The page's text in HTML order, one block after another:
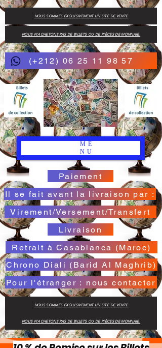
(+212) 06 25 11 98 57
ME
NU
Paiement
Virement/Versement/Transfert
Livraison
Retrait à Casablanca (Maroc)
Il se fait avant la livraison par :
Chrono Diali (Barid Al Maghrib)
NOUS N'ACHETONS PAS DE BILLETS OU DE PIÈCES DE MONNAIE.
NOUS SOMMES EXCLUSIVEMENT UN SITE DE VENTE
Pour l'étranger : nous contacter
NOUS SOMMES EXCLUSIVEMENT UN SITE DE VENTE
NOUS N'ACHETONS PAS DE BILLETS OU DE PIÈCES DE MONNAIE.